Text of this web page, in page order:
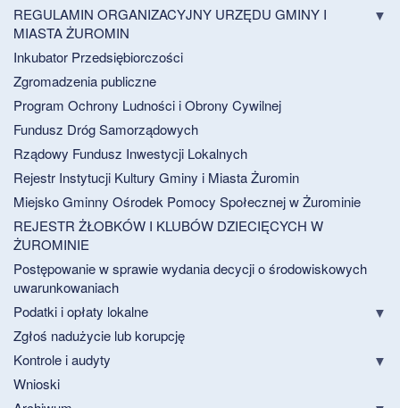
REGULAMIN ORGANIZACYJNY URZĘDU GMINY I
MIASTA ŻUROMIN
Inkubator Przedsiębiorczości
Zgromadzenia publiczne
Program Ochrony Ludności i Obrony Cywilnej
Fundusz Dróg Samorządowych
Rządowy Fundusz Inwestycji Lokalnych
Rejestr Instytucji Kultury Gminy i Miasta Żuromin
Miejsko Gminny Ośrodek Pomocy Społecznej w Żurominie
REJESTR ŻŁOBKÓW I KLUBÓW DZIECIĘCYCH W
ŻUROMINIE
Postępowanie w sprawie wydania decycji o środowiskowych
uwarunkowaniach
Podatki i opłaty lokalne
Zgłoś nadużycie lub korupcję
Kontrole i audyty
Wnioski